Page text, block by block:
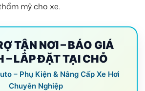
mỹ cho xe.
TẬN NƠI – BÁO GIÁ
– LẮP ĐẶT TẠI CHỖ
– Phụ Kiện & Nâng Cấp Xe Hơi
Chuyên Nghiệp